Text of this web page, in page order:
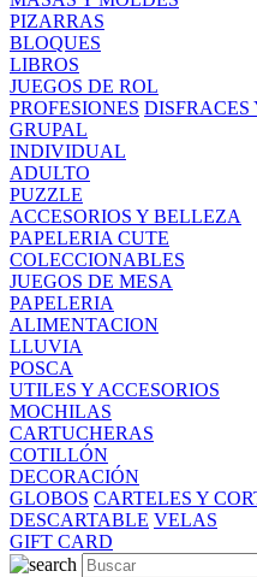
PIZARRAS
BLOQUES
LIBROS
JUEGOS DE ROL
PROFESIONES DISFRACES
GRUPAL
INDIVIDUAL
ADULTO
PUZZLE
ACCESORIOS Y BELLEZA
PAPELERIA CUTE
COLECCIONABLES
JUEGOS DE MESA
PAPELERIA
ALIMENTACION
LLUVIA
POSCA
UTILES Y ACCESORIOS
MOCHILAS
CARTUCHERAS
COTILLÓN
DECORACIÓN
GLOBOS CARTELES Y
DESCARTABLE VELAS
GIFT CARD